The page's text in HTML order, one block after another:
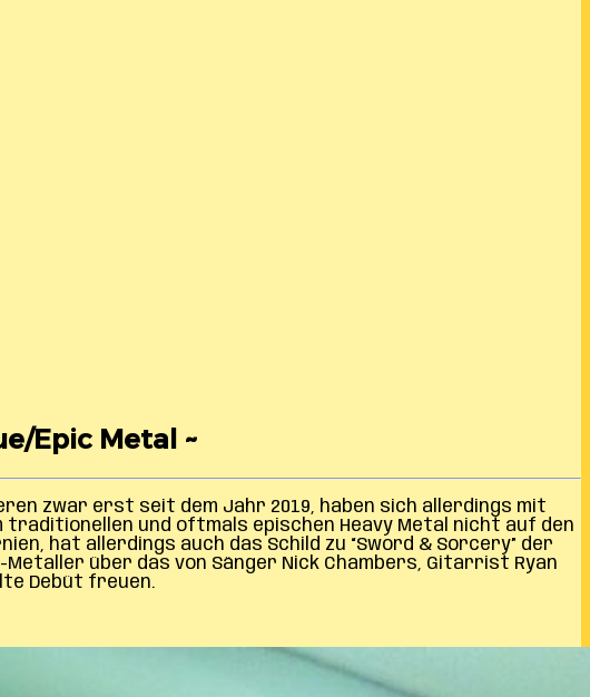
Epic Metal ~
zwar erst seit dem Jahr 2019, haben sich allerdings mit
und oftmals epischen Heavy Metal nicht auf den
hat allerdings auch das Schild zu “Sword & Sorcery” der
Metaller über das von Sänger Nick Chambers, Gitarrist Ryan
Debüt freuen.